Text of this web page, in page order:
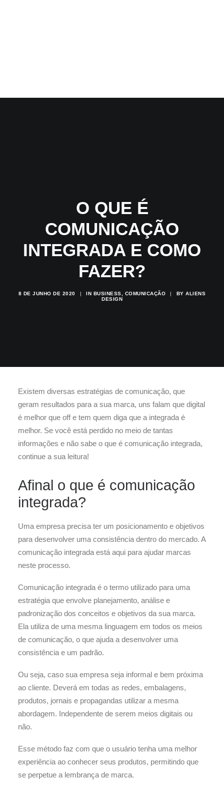
O QUE É
COMUNICAÇÃO
INTEGRADA E COMO
FAZER?
8 DE JUNHO DE 2020 | IN BUSINESS COMUNICAÇÃO | BYALIENS
DESIGN
Existem diversas estratégias de comunicação, que
geram resultados para a sua marca, uns falam que digital
é melhor que off e tem quem diga que a integrada é
melhor. Se você está perdido no meio de tantas
informações e não sabe o que é comunicação integrada,
continue a sua leitura!
Afinal o que é comunicação
integrada?
Uma empresa precisa ter um posicionamento e objetivos
para desenvolver uma consistência dentro do mercado. A
comunicação integrada está aqui para ajudar marcas
neste processo.
Comunicação integrada é o termo utilizado para uma
estratégia que envolve planejamento, análise e
padronização dos conceitos e objetivos da sua marca.
Ela utiliza de uma mesma linguagem em todos os meios
de comunicação, o que ajuda a desenvolver uma
consistência e um padrão.
Ou seja, caso sua empresa seja informal e bem próxima
ao cliente. Deverá em todas as redes, embalagens,
produtos, jornais e propagandas utilizar a mesma
abordagem. Independente de serem meios digitais ou
não.
Esse método faz com que o usuário tenha uma melhor
experiência ao conhecer seus produtos, permitindo que
se perpetue a lembrança de marca.